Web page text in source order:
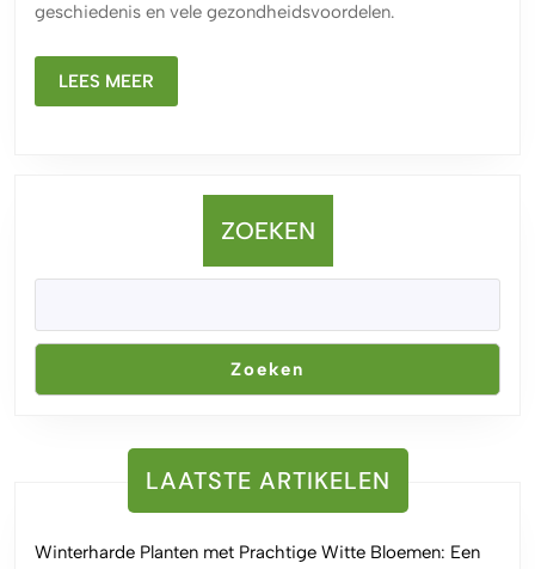
geschiedenis en vele gezondheidsvoordelen.
LEES MEER
MEER
ZOEKEN
Zoeken
LAATSTE ARTIKELEN
Winterharde Planten met Prachtige Witte Bloemen: Een